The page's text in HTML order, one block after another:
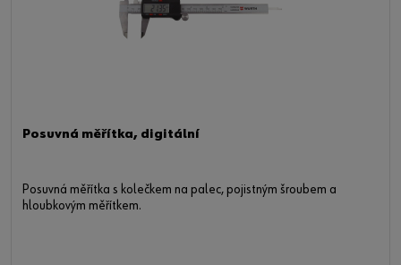
Posuvná měřítka, digitální
Posuvná měřítka s kolečkem na palec, pojistným šroubem a
hloubkovým měřítkem.